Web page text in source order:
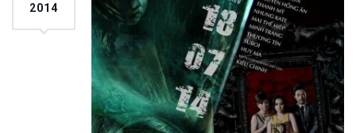
2014